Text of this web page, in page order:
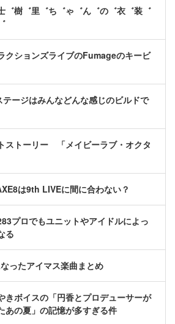
゛樹゛里゛ち゛ゃ゛ん゛の゛衣゛装゛
クションズライブのFumageのキービ
テージはみんなどんな感じのビルドで
トーリー 「メイビーラブ・オクタ
は9th LIVEに間に合わない？
プロでもユニットやアイドルによっ
る
ったアイマス楽曲まとめ
きボイスの「円香とプロデューサーが
あの夏」の記憶が多すぎる件